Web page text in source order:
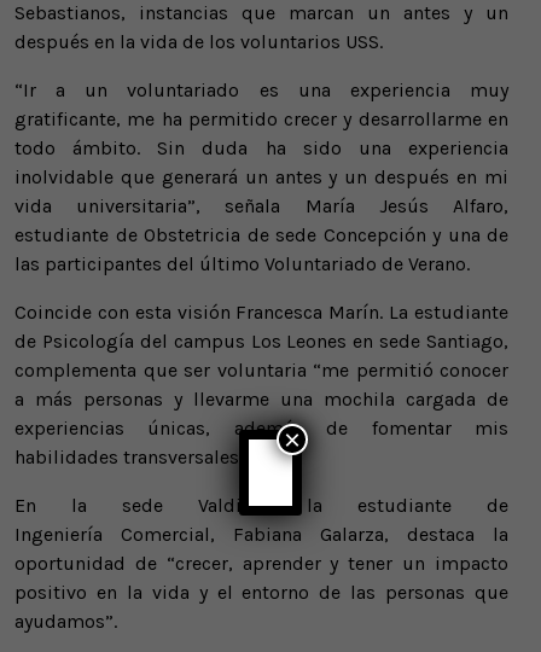
Sebastianos, instancias que marcan un antes y un
después en la vida de los voluntarios USS.
“Ir a un voluntariado es una experiencia muy
gratificante, me ha permitido crecer y desarrollarme en
todo ámbito. Sin duda ha sido una experiencia
inolvidable que generará un antes y un después en mi
vida universitaria”, señala María Jesús Alfaro,
estudiante de Obstetricia de sede Concepción y una de
las participantes del último Voluntariado de Verano.
Coincide con esta visión Francesca Marín. La estudiante
de Psicología del campus Los Leones en sede Santiago,
complementa que ser voluntaria “me permitió conocer
a más personas y llevarme una mochila cargada de
experiencias únicas, además de fomentar mis
habilidades transversales”.
En la sede Valdivia, la estudiante de
Ingeniería Comercial, Fabiana Galarza, destaca la
oportunidad de “crecer, aprender y tener un impacto
positivo en la vida y el entorno de las personas que
ayudamos”.
×